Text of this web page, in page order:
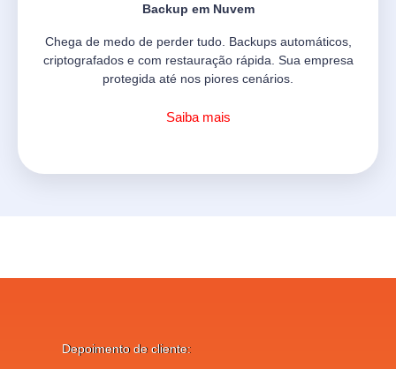
Backup em Nuvem
Chega de medo de perder tudo. Backups automáticos,
criptografados e com restauração rápida. Sua empresa
protegida até nos piores cenários.
Saiba mais
Depoimento de cliente: